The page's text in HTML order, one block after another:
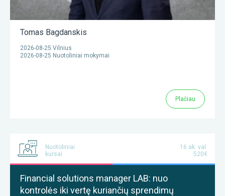
Tomas Bagdanskis
2026-08-25 Vilnius
2026-08-25 Nuotoliniai mokymai
Plačiau
Nuotoliniai
kursai
16 ak. val.
520€
Financial solutions manager LAB: nuo
kontrolės iki vertę kuriančių sprendimų